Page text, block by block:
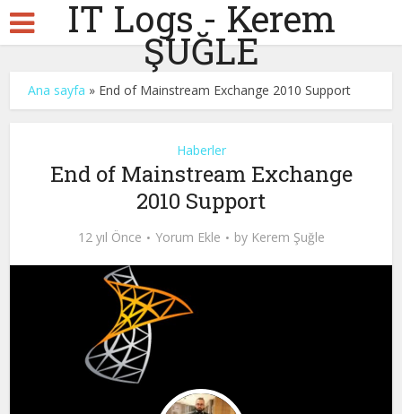
IT Logs - Kerem
ŞUĞLE
Ana sayfa » End of Mainstream Exchange 2010 Support
Haberler
End of Mainstream Exchange
2010 Support
12 yıl Önce Yorum Ekle by Kerem Şuğle